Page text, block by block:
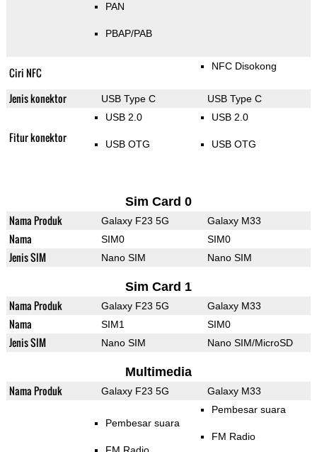
PAN
PBAP/PAB
Ciri NFC NFC Disokong
Jenis konektor USB Type C USB Type C
Fitur konektor
USB 2.0
USB OTG
USB 2.0
USB OTG
Sim Card 0
Nama Produk Galaxy F23 5G Galaxy M33
Nama SIM0 SIM0
Jenis SIM Nano SIM Nano SIM
Sim Card 1
Nama Produk Galaxy F23 5G Galaxy M33
Nama SIM1 SIM0
Jenis SIM Nano SIM Nano SIM/MicroSD
Multimedia
Nama Produk Galaxy F23 5G Galaxy M33
Pembesar suara
Pembesar suara
FM Radio